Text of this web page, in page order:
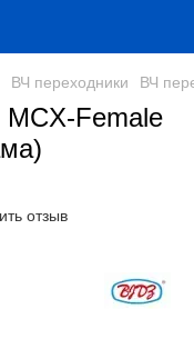
ВЧ переходники ВЧ
Female
отзыв